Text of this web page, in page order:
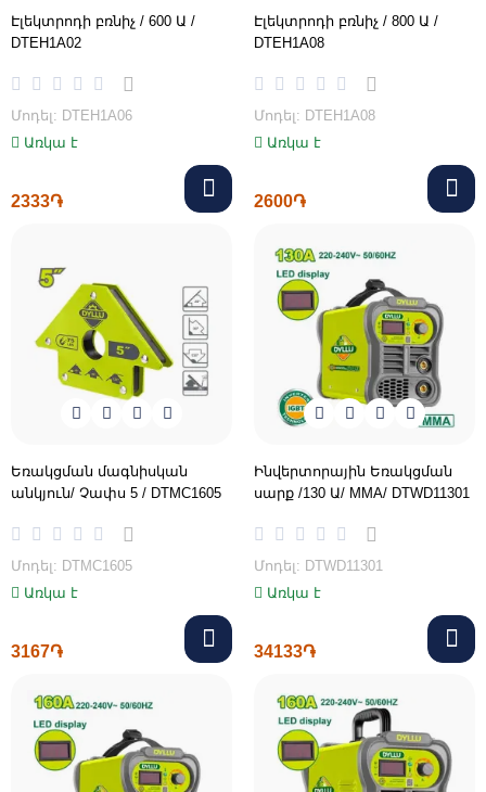
Էլեկտրոդի բռնիչ / 600 Ա /
DTEH1A02
Մոդել: DTEH1A06
Առկա է
2333֏
Էլեկտրոդի բռնիչ / 800 Ա /
DTEH1A08
Մոդել: DTEH1A08
Առկա է
2600֏
Եռակցման մագնիսկան
անկյուն/ Չափս 5 / DTMC1605
Մոդել: DTMC1605
Առկա է
3167֏
Ինվերտորային Եռակցման
սարք /130 Ա/ MMA/ DTWD11301
Մոդել: DTWD11301
Առկա է
34133֏